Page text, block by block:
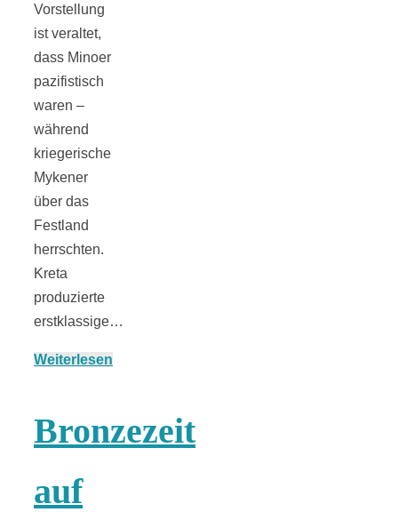
Vorstellung
ist veraltet,
dass Minoer
pazifistisch
waren –
während
kriegerische
Mykener
über das
Festland
herrschten.
Kreta
produzierte
erstklassige…
Weiterlesen
Bronzezeit
auf